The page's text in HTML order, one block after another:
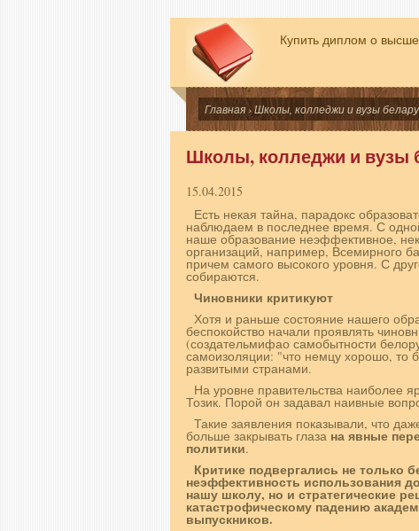
Купить диплом о
Главная› Школы, колледжи и вузы
Школы, колледжи и вузы
15.04.2015
Есть некая тайна, парадокс
наблюдаем в последнее время. С
наше образование неэффективное,
организаций, например, Всемирного
причем самого высокого уровня. С
собираются.
Чиновники критикуют
Хотя и раньше состояние нашего
беспокойство начали проявлять
(создательмифао самобытности
самоизоляции: "что немцу хорошо, то
развитыми странами.
На уровне правительства наиболее
Тозик. Порой он задавал наивные
Такие заявления показывали, что
больше закрывать глаза на явные
политики.
Критике подвергались не только
неэффективность использования
нашу школу, но и стратегические
катастрофическому падению
выпускников.